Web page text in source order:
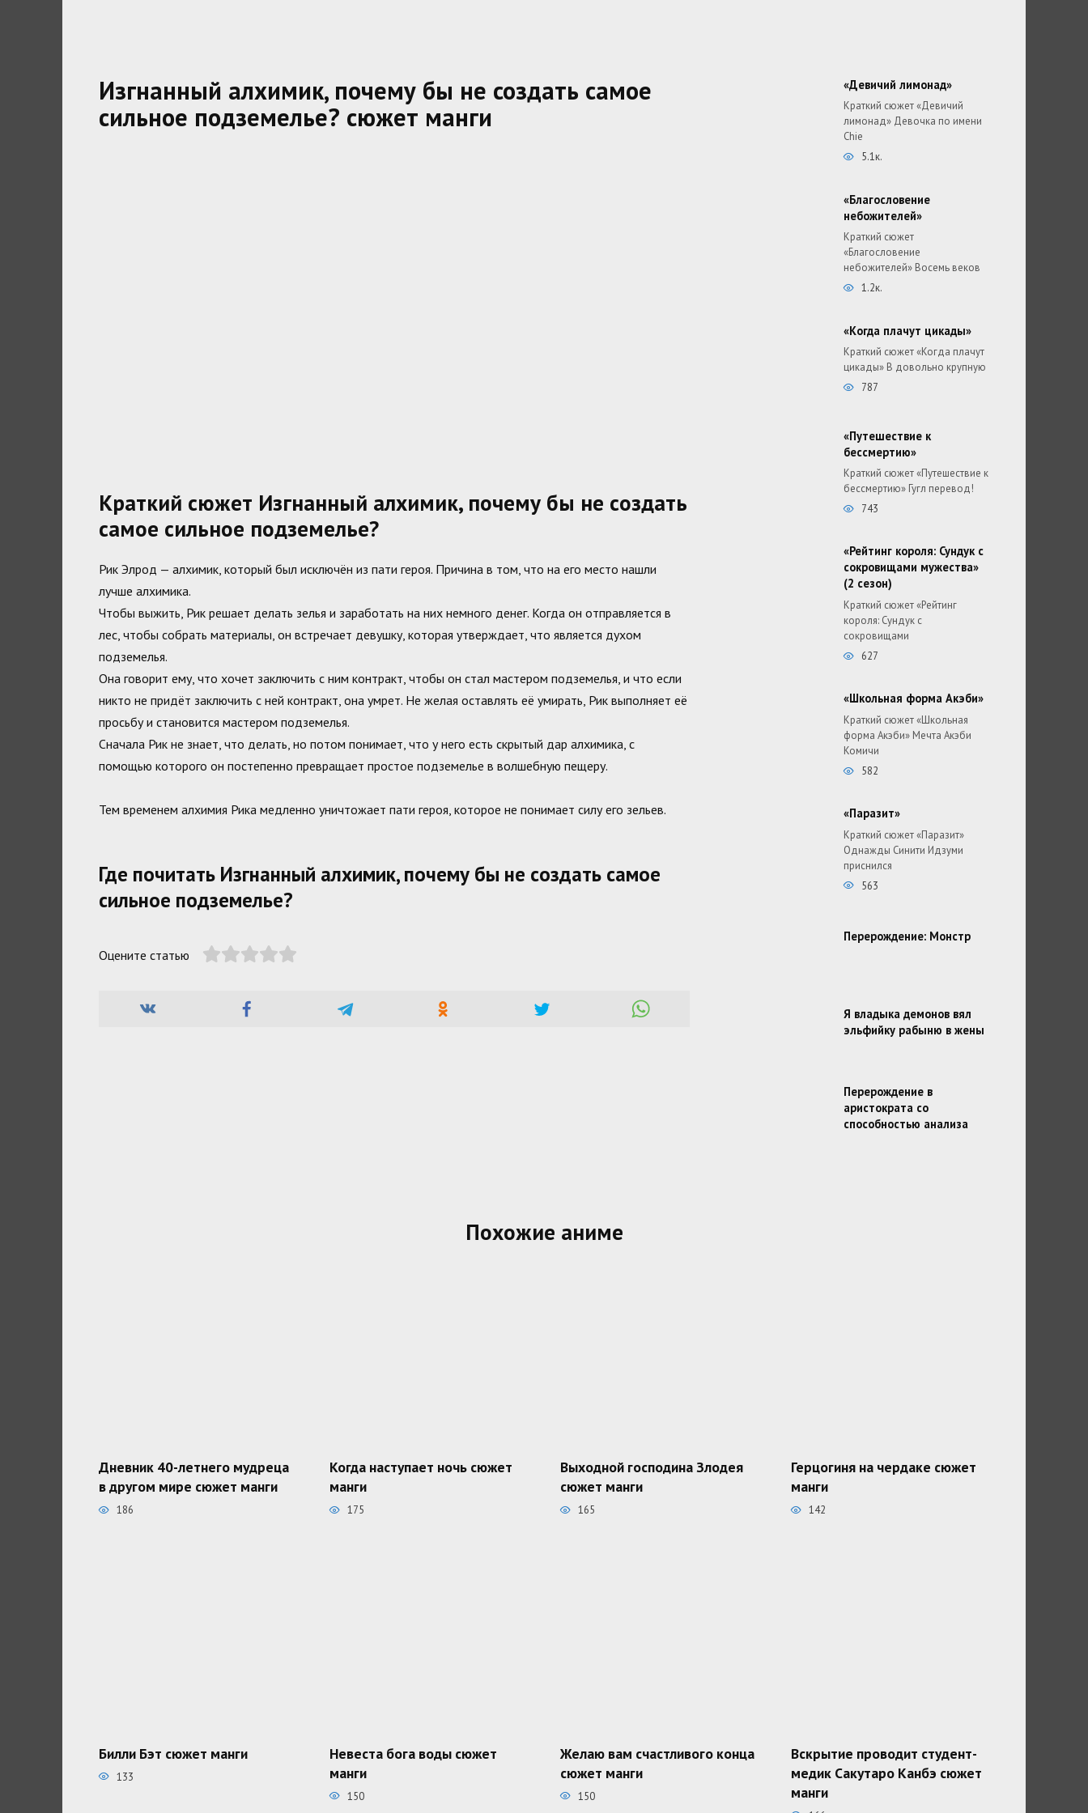
Изгнанный алхимик, почему бы не создать самое
сильное подземелье? сюжет манги
Краткий сюжет Изгнанный алхимик, почему бы не создать
самое сильное подземелье?
Рик Элрод — алхимик, который был исключён из пати героя. Причина в том, что на его место нашли
лучше алхимика.
Чтобы выжить, Рик решает делать зелья и заработать на них немного денег. Когда он отправляется в
лес, чтобы собрать материалы, он встречает девушку, которая утверждает, что является духом
подземелья.
Она говорит ему, что хочет заключить с ним контракт, чтобы он стал мастером подземелья, и что если
никто не придёт заключить с ней контракт, она умрет. Не желая оставлять её умирать, Рик выполняет её
просьбу и становится мастером подземелья.
Сначала Рик не знает, что делать, но потом понимает, что у него есть скрытый дар алхимика, с
помощью которого он постепенно превращает простое подземелье в волшебную пещеру.
Тем временем алхимия Рика медленно уничтожает пати героя, которое не понимает силу его зельев.
Где почитать Изгнанный алхимик, почему бы не создать самое
сильное подземелье?
Оцените статью
«Девичий лимонад»
Краткий сюжет «Девичий
лимонад» Девочка по имени
Chie
5.1к.
«Благословение
небожителей»
Краткий сюжет
«Благословение
небожителей» Восемь веков
1.2к.
«Когда плачут цикады»
Краткий сюжет «Когда плачут
цикады» В довольно крупную
787
«Путешествие к
бессмертию»
Краткий сюжет «Путешествие к
бессмертию» Гугл перевод!
743
«Рейтинг короля: Сундук с
сокровищами мужества»
(2 сезон)
Краткий сюжет «Рейтинг
короля: Сундук с
сокровищами
627
«Школьная форма Акэби»
Краткий сюжет «Школьная
форма Акэби» Мечта Акэби
Комичи
582
«Паразит»
Краткий сюжет «Паразит»
Однажды Синити Идзуми
приснился
563
Перерождение: Монстр
Я владыка демонов вял
эльфийку рабыню в жены
Перерождение в
аристократа со
способностью анализа
Похожие аниме
Дневник 40-летнего мудреца
в другом мире сюжет манги
186
Когда наступает ночь сюжет
манги
175
Выходной господина Злодея
сюжет манги
165
Герцогиня на чердаке сюжет
манги
142
Билли Бэт сюжет манги
133
Невеста бога воды сюжет
манги
150
Желаю вам счастливого конца
сюжет манги
150
Вскрытие проводит студент-
медик Сакутаро Канбэ сюжет
манги